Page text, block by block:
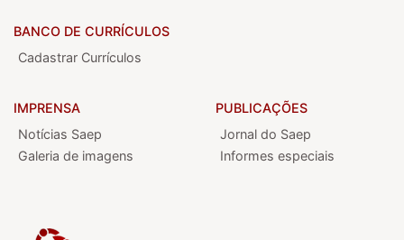
BANCO DE CURRÍCULOS
Cadastrar Currículos
IMPRENSA
Notícias Saep
Galeria de imagens
PUBLICAÇÕES
Jornal do Saep
Informes especiais